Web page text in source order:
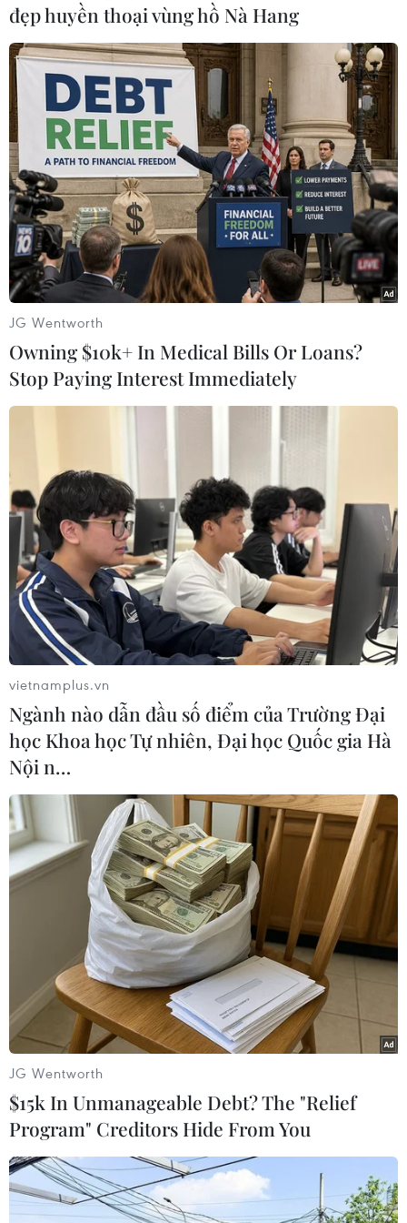
#Quốc vương Qatar
#Tranh cãi ngoại giao
#Olympic mùa Đông Bắc Kinh
#Bảo trợ khủng bố
Qatar
UAE
Căng thẳng vùng Vịnh: Qatar kiện UAE lên
Tòa án Công lý Quốc tế
11/06/2018 15:03
Chính phủ Qatar đã kiện UAE lên Tòa án Công lý Quốc
tế vì những hành động mà Qatar cáo buộc đã ảnh
hưởng đến quyền con người của các công dân Qatar.
đẹp huyền thoại vùng hồ Nà Hang
JG Wentworth
Owning $10k+ In Medical Bills Or Loans?
Stop Paying Interest Immediately
vietnamplus.vn
Ngành nào dẫn đầu số điểm của Trường Đại
học Khoa học Tự nhiên, Đại học Quốc gia Hà
Nội n…
JG Wentworth
$15k In Unmanageable Debt? The "Relief
Program" Creditors Hide From You